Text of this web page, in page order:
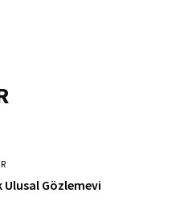
Gözlemevi